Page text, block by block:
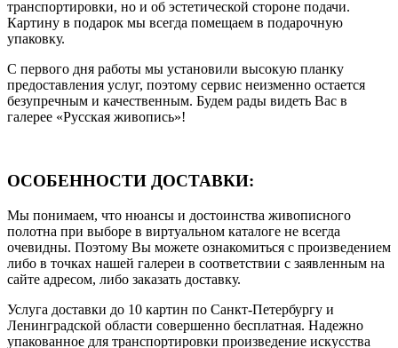
транспортировки, но и об эстетической стороне подачи.
Картину в подарок мы всегда помещаем в подарочную
упаковку.
С первого дня работы мы установили высокую планку
предоставления услуг, поэтому сервис неизменно остается
безупречным и качественным. Будем рады видеть Вас в
галерее «Русская живопись»!
ОСОБЕННОСТИ ДОСТАВКИ:
Мы понимаем, что нюансы и достоинства живописного
полотна при выборе в виртуальном каталоге не всегда
очевидны. Поэтому Вы можете ознакомиться с произведением
либо в точках нашей галереи в соответствии с заявленным на
сайте адресом, либо заказать доставку.
Услуга доставки до 10 картин по Санкт-Петербургу и
Ленинградской области совершенно бесплатная. Надежно
упакованное для транспортировки произведение искусства